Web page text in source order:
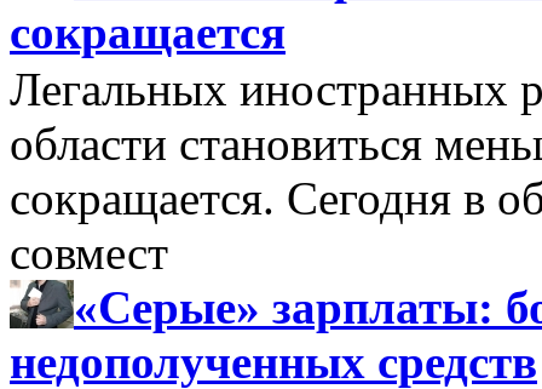
сокращается
Легальных иностранных
области становиться
сокращается. Сегодня в
совмест
«Серые» зарплаты:
недополученных средств